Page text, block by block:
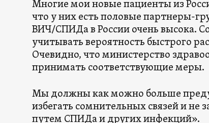
Многие мои новые пациенты из
что у них есть половые партнеры-
ВИЧ/СПИДа в России очень высока.
учитывать вероятность быстрого
Очевидно, что министерство
принимать соответствующие меры.
Мы должны как можно больше
избегать сомнительных связей и
путем СПИДа и других инфекций».